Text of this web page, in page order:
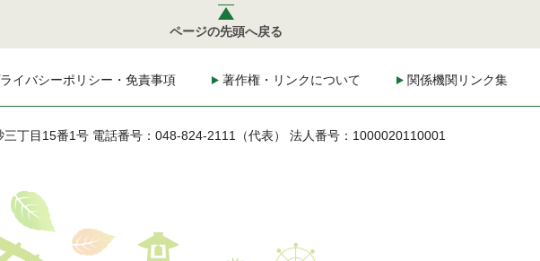
ページの先頭へ戻る
イバシーポリシー・免責事項 著作権・リンクについて 関係機関リンク集
三丁目15番1号 電話番号：048-824-2111（代表） 法人番号：1000020110001